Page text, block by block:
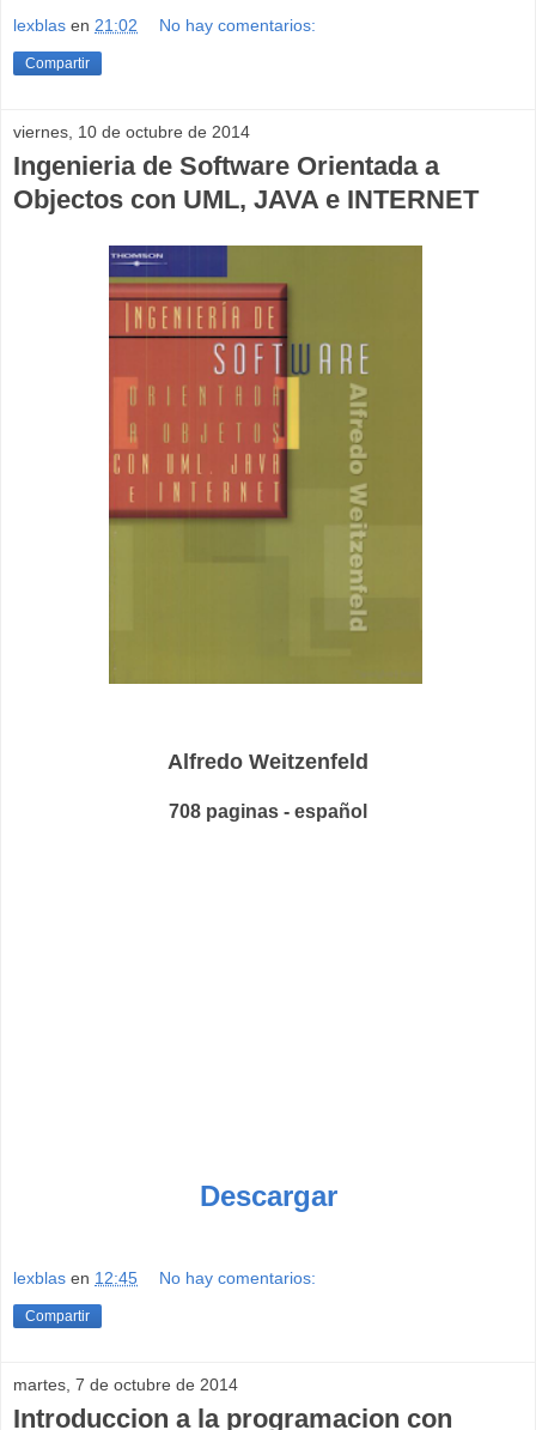
lexblas en 21:02 No hay comentarios:
Compartir
viernes, 10 de octubre de 2014
Ingenieria de Software Orientada a
Objectos con UML, JAVA e INTERNET
Alfredo Weitzenfeld
708 paginas - español
Descargar
lexblas en 12:45 No hay comentarios:
Compartir
martes, 7 de octubre de 2014
Introduccion a la programacion con